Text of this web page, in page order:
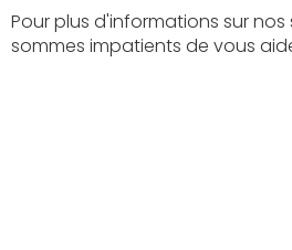
Pour plus d'informations sur
sommes impatients de vous